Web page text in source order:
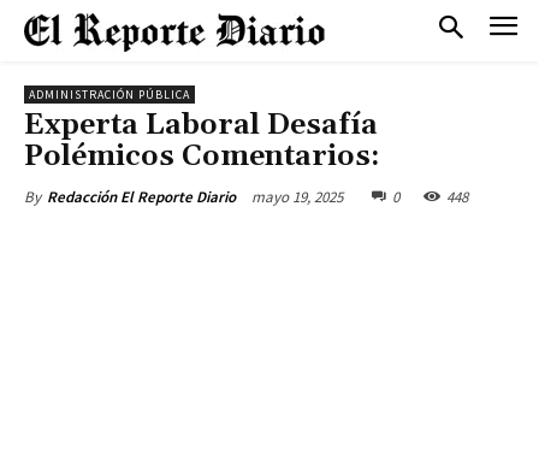
ADMINISTRACIÓN PÚBLICA
Experta Laboral Desafía
Polémicos Comentarios:
By Redacción El Reporte Diario mayo 19, 2025 0 448